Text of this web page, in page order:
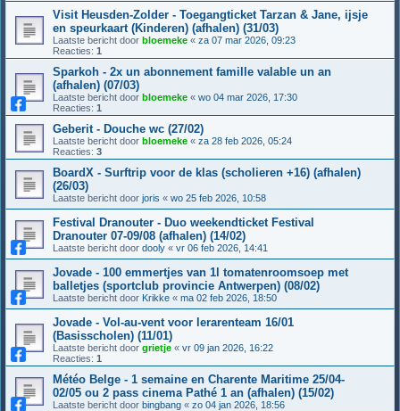
Visit Heusden-Zolder - Toegangticket Tarzan & Jane, ijsje
en speurkaart (Kinderen) (afhalen) (31/03)
Laatste bericht door bloemeke « za 07 mar 2026, 09:23
Reacties: 1
Sparkoh - 2x un abonnement famille valable un an
(afhalen) (07/03)
Laatste bericht door bloemeke « wo 04 mar 2026, 17:30
Reacties: 1
Geberit - Douche wc (27/02)
Laatste bericht door bloemeke « za 28 feb 2026, 05:24
Reacties: 3
BoardX - Surftrip voor de klas (scholieren +16) (afhalen)
(26/03)
Laatste bericht door joris « wo 25 feb 2026, 10:58
Festival Dranouter - Duo weekendticket Festival
Dranouter 07-09/08 (afhalen) (14/02)
Laatste bericht door dooly « vr 06 feb 2026, 14:41
Jovade - 100 emmertjes van 1l tomatenroomsoep met
balletjes (sportclub provincie Antwerpen) (08/02)
Laatste bericht door Krikke « ma 02 feb 2026, 18:50
Jovade - Vol-au-vent voor lerarenteam 16/01
(Basisscholen) (11/01)
Laatste bericht door grietje « vr 09 jan 2026, 16:22
Reacties: 1
Météo Belge - 1 semaine en Charente Maritime 25/04-
02/05 ou 2 pass cinema Pathé 1 an (afhalen) (15/02)
Laatste bericht door bingbang « zo 04 jan 2026, 18:56